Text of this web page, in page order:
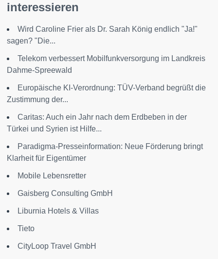
interessieren
Wird Caroline Frier als Dr. Sarah König endlich "Ja!"
sagen? "Die...
Telekom verbessert Mobilfunkversorgung im Landkreis
Dahme-Spreewald
Europäische KI-Verordnung: TÜV-Verband begrüßt die
Zustimmung der...
Caritas: Auch ein Jahr nach dem Erdbeben in der
Türkei und Syrien ist Hilfe...
Paradigma-Presseinformation: Neue Förderung bringt
Klarheit für Eigentümer
Mobile Lebensretter
Gaisberg Consulting GmbH
Liburnia Hotels & Villas
Tieto
CityLoop Travel GmbH